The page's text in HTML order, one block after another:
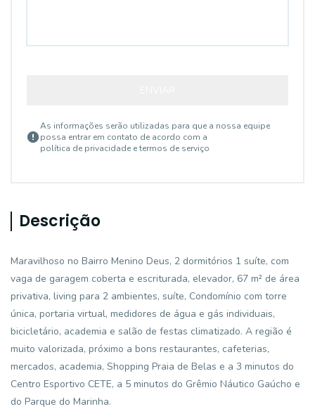
As informações serão utilizadas para que a nossa equipe
possa entrar em contato de acordo com a
política de privacidade e termos de serviço
Descrição
Maravilhoso no Bairro Menino Deus, 2 dormitórios 1 suíte, com
vaga de garagem coberta e escriturada, elevador, 67 m² de área
privativa, living para 2 ambientes, suíte, Condomínio com torre
única, portaria virtual, medidores de água e gás individuais,
bicicletário, academia e salão de festas climatizado. A região é
muito valorizada, próximo a bons restaurantes, cafeterias,
mercados, academia, Shopping Praia de Belas e a 3 minutos do
Centro Esportivo CETE, a 5 minutos do Grêmio Náutico Gaúcho e
do Parque do Marinha.